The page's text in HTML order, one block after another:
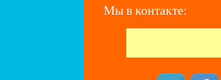
Мы в контакте: